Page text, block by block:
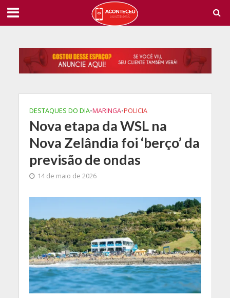
DESTAQUES DO DIA•MARINGA•POLICIA
Nova etapa da WSL na
Nova Zelândia foi ‘berço’ da
previsão de ondas
14 de maio de 2026